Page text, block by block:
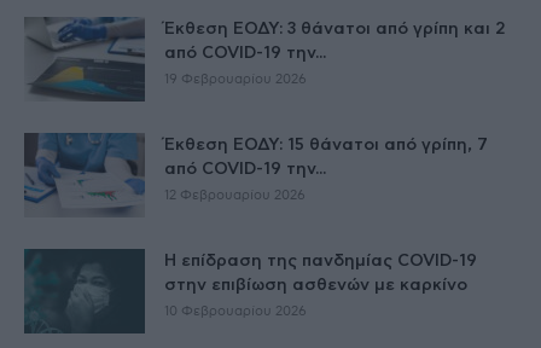
Έκθεση ΕΟΔΥ: 3 θάνατοι από γρίπη και 2
από COVID-19 την...
19 Φεβρουαρίου 2026
Έκθεση ΕΟΔΥ: 15 θάνατοι από γρίπη, 7
από COVID-19 την...
12 Φεβρουαρίου 2026
Η επίδραση της πανδημίας COVID-19
στην επιβίωση ασθενών με καρκίνο
10 Φεβρουαρίου 2026